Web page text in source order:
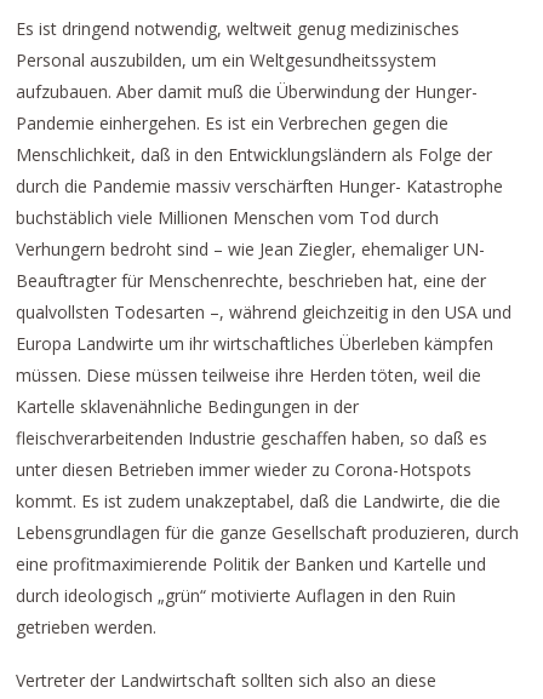
Es ist dringend notwendig, weltweit genug medizinisches
Personal auszubilden, um ein Weltgesundheitssystem
aufzubauen. Aber damit muß die Überwindung der Hunger-
Pandemie einhergehen. Es ist ein Verbrechen gegen die
Menschlichkeit, daß in den Entwicklungsländern als Folge der
durch die Pandemie massiv verschärften Hunger- Katastrophe
buchstäblich viele Millionen Menschen vom Tod durch
Verhungern bedroht sind – wie Jean Ziegler, ehemaliger UN-
Beauftragter für Menschenrechte, beschrieben hat, eine der
qualvollsten Todesarten –, während gleichzeitig in den USA und
Europa Landwirte um ihr wirtschaftliches Überleben kämpfen
müssen. Diese müssen teilweise ihre Herden töten, weil die
Kartelle sklavenähnliche Bedingungen in der
fleischverarbeitenden Industrie geschaffen haben, so daß es
unter diesen Betrieben immer wieder zu Corona-Hotspots
kommt. Es ist zudem unakzeptabel, daß die Landwirte, die die
Lebensgrundlagen für die ganze Gesellschaft produzieren, durch
eine profitmaximierende Politik der Banken und Kartelle und
durch ideologisch „grün“ motivierte Auflagen in den Ruin
getrieben werden.
Vertreter der Landwirtschaft sollten sich also an diese